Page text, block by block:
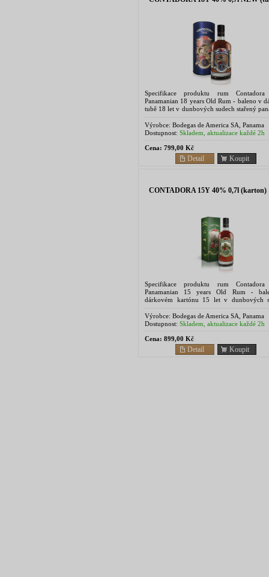
Specifikace produktu rum Contadora
Panamanian 18 years Old Rum - baleno v
tubě 18 let v dunbových sudech stařený
aroma jsou...
Výrobce: Bodegas de America SA, Panama
Dostupnost: Skladem, aktualizace každé 2h
Cena: 799,00 Kč
Koupit
Detail
CONTADORA 15Y 40% 0,7l (karton)
Specifikace produktu rum Contadora
Panamanian 15 years Old Rum -
dárkovém kartónu 15 let v dunbových
sladkost a intesivní aroma jsou...
Výrobce: Bodegas de America SA, Panama
Dostupnost: Skladem, aktualizace každé 2h
Cena: 899,00 Kč
Koupit
Detail